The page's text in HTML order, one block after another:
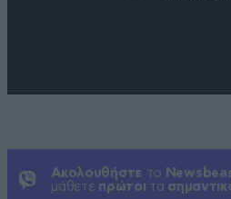
Ακολουθήστε το
μάθετε πρώτοι τα